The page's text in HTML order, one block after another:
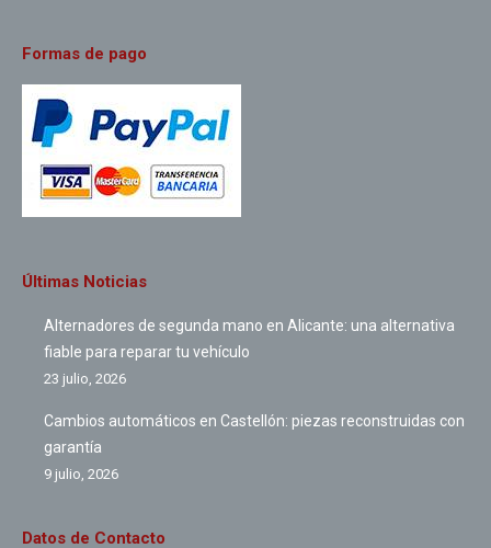
Formas de pago
Últimas Noticias
Alternadores de segunda mano en Alicante: una alternativa
fiable para reparar tu vehículo
23 julio, 2026
Cambios automáticos en Castellón: piezas reconstruidas con
garantía
9 julio, 2026
Datos de Contacto